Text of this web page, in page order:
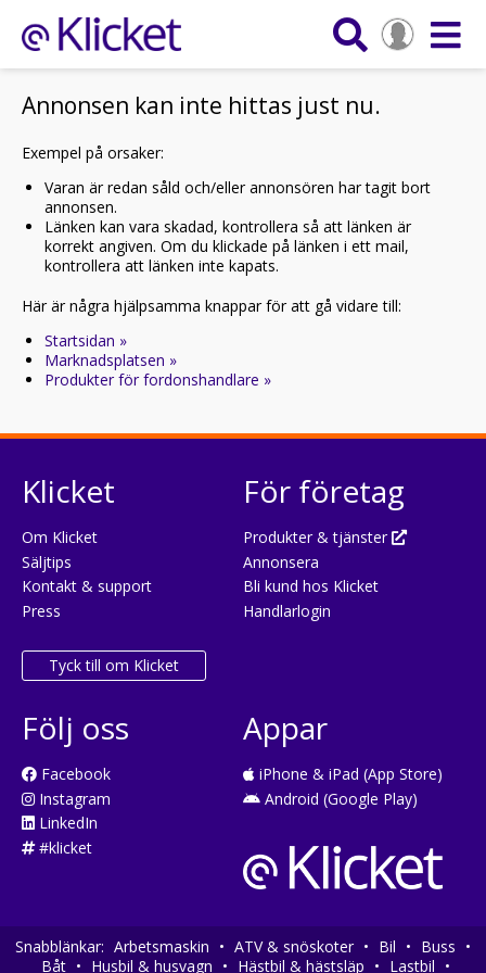
Annonsen kan inte hittas just nu.
Exempel på orsaker:
Varan är redan såld och/eller annonsören har tagit bort
annonsen.
Länken kan vara skadad, kontrollera så att länken är
korrekt angiven. Om du klickade på länken i ett mail,
kontrollera att länken inte kapats.
Här är några hjälpsamma knappar för att gå vidare till:
Startsidan »
Marknadsplatsen »
Produkter för fordonshandlare »
Klicket
Om Klicket
Säljtips
Kontakt & support
Press
Tyck till om Klicket
För företag
Produkter & tjänster
Annonsera
Bli kund hos Klicket
Handlarlogin
Följ oss
Facebook
Instagram
LinkedIn
#klicket
Appar
iPhone & iPad (App Store)
Android (Google Play)
Snabblänkar: Arbetsmaskin • ATV & snöskoter • Bil • Buss •
Båt • Husbil & husvagn • Hästbil & hästsläp • Lastbil •